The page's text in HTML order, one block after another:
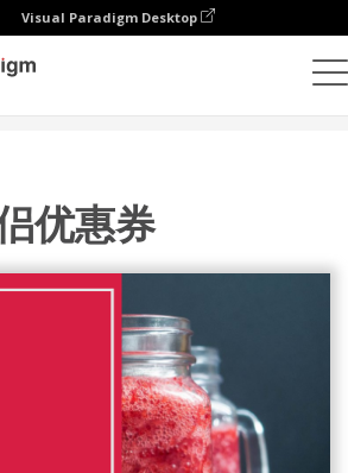
Visual Paradigm Desktop
优惠券